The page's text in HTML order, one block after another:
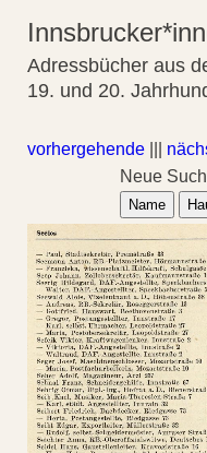
Adressbücher aus
19. und 20.
vorhergehende
Neue
Name